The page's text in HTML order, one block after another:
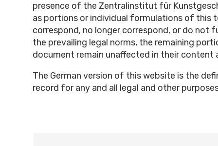
presence of the Zentralinstitut für
as portions or individual formulations of this
correspond, no longer correspond, or do not
the prevailing legal norms, the remaining
document remain unaffected in their content
The German version of this website is the
record for any and all legal and other